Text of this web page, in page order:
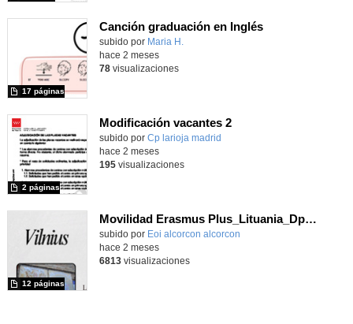
Canción graduación en Inglés
Contenido educativo.
subido por Maria H.
17 páginas
hace 2 meses
78visualizaciones
Modificación vacantes 2
Contenido educativo.
subido por Cp larioja madrid
2 páginas
hace 2 meses
195visualizaciones
Movilidad Erasmus Plus_Lituania_Dpto. inglés_EOI Alcorcón_mayo 2026
subido por Eoi alcorcon alcorcon
12 páginas
hace 2 meses
6813visualizaciones